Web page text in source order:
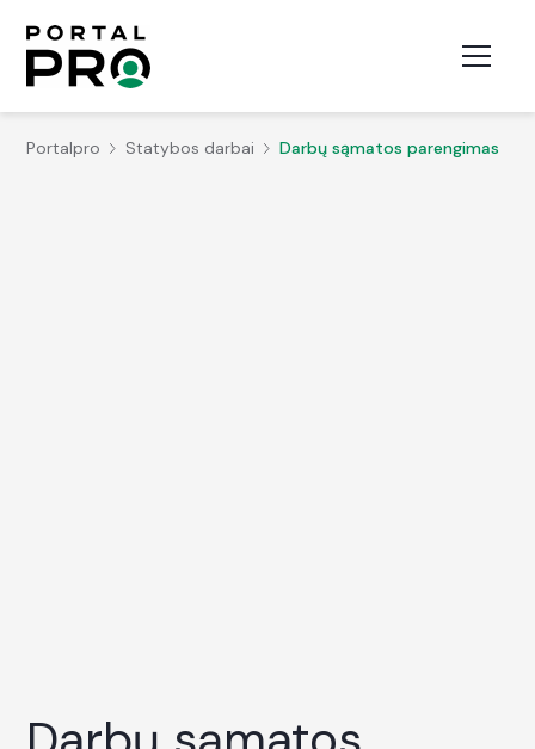
Portalpro Statybos darbai Darbų sąmatos parengimas